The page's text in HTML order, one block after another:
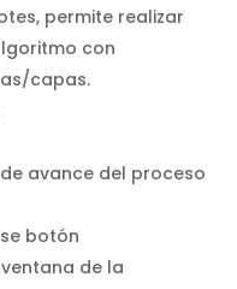
permite realizar
con
capas.
avance del proceso
botón
de la